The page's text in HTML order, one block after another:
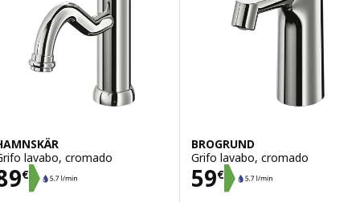
lavabo, cromado
€ 89€
BROGRUND
Grifo lavabo, cromado
59€
Precio 59€